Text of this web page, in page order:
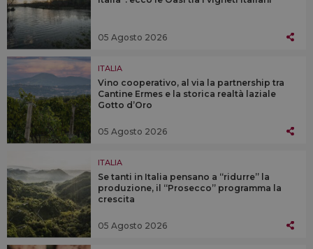
05 Agosto 2026
ITALIA
Vino cooperativo, al via la partnership tra
Cantine Ermes e la storica realtà laziale
Gotto d’Oro
05 Agosto 2026
ITALIA
Se tanti in Italia pensano a “ridurre” la
produzione, il “Prosecco” programma la
crescita
05 Agosto 2026